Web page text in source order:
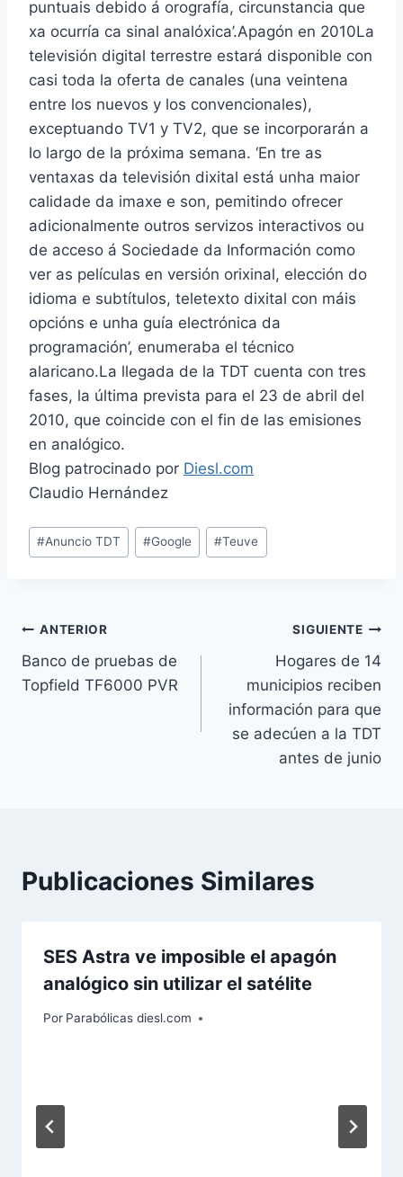
puntuais debido á orografía, circunstancia que
xa ocurría ca sinal analóxica’.Apagón en 2010La
televisión digital terrestre estará disponible con
casi toda la oferta de canales (una veintena
entre los nuevos y los convencionales),
exceptuando TV1 y TV2, que se incorporarán a
lo largo de la próxima semana. ‘En tre as
ventaxas da televisión dixital está unha maior
calidade da imaxe e son, pemitindo ofrecer
adicionalmente outros servizos interactivos ou
de acceso á Sociedade da Información como
ver as películas en versión orixinal, elección do
idioma e subtítulos, teletexto dixital con máis
opcións e unha guía electrónica da
programación’, enumeraba el técnico
alaricano.La llegada de la TDT cuenta con tres
fases, la última prevista para el 23 de abril del
2010, que coincide con el fin de las emisiones
en analógico.
Blog patrocinado por Diesl.com
Claudio Hernández
Etiquetas
de
#Anuncio TDT #Google #Teuve
Navegación
de
ANTERIOR
Banco de pruebas de
Topfield TF6000 PVR
SIGUIENTE
Hogares de 14
municipios reciben
información para que
se adecúen a la TDT
antes de junio
Publicaciones Similares
SES Astra ve imposible el apagón
analógico sin utilizar el satélite
Por Parabólicas diesl.com